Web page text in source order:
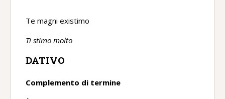
Te magni existimo
Ti stimo molto
DATIVO
Complemento di termine